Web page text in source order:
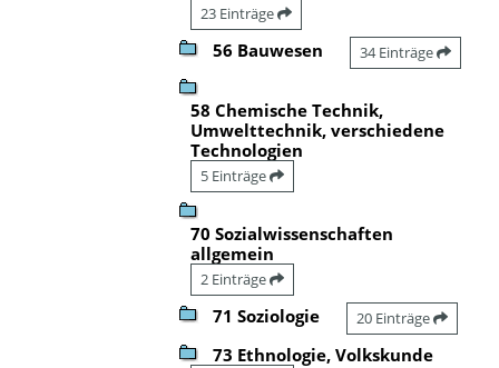
23 Einträge
56 Bauwesen 34 Einträge
58 Chemische Technik,
Umwelttechnik, verschiedene
Technologien
5 Einträge
70 Sozialwissenschaften
allgemein
2 Einträge
71 Soziologie 20 Einträge
73 Ethnologie, Volkskunde